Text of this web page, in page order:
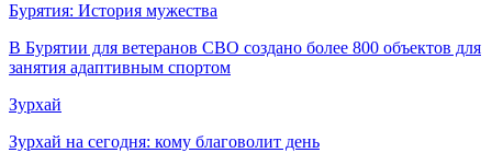
Бурятия: История мужества
В Бурятии для ветеранов СВО создано более 800 объектов для
занятия адаптивным спортом
Зурхай
Зурхай на сегодня: кому благоволит день